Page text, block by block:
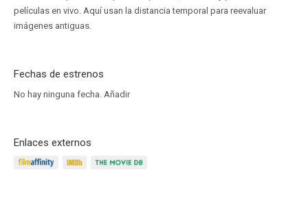
películas en vivo. Aquí usan la distancia temporal para reevaluar
imágenes antiguas.
Fechas de estrenos
No hay ninguna fecha. Añadir
Enlaces externos